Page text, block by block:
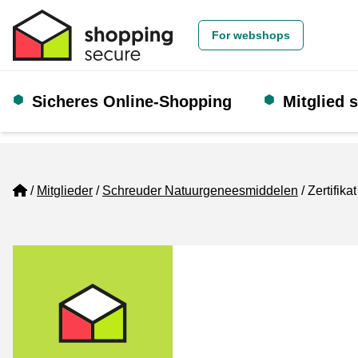
For webshops
Sicheres Online-Shopping Mitglied
Home
Mitglieder Schreuder Natuurgeneesmiddelen Zertifikat